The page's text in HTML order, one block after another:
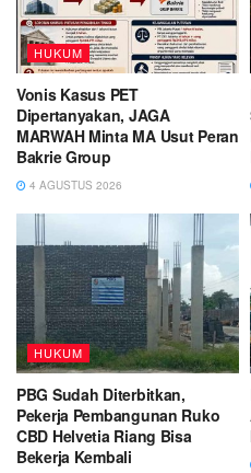
HUKUM
Vonis Kasus PET
Dipertanyakan, JAGA
MARWAH Minta MA Usut Peran
Bakrie Group
4 AGUSTUS 2026
HUKUM
PBG Sudah Diterbitkan,
Pekerja Pembangunan Ruko
CBD Helvetia Riang Bisa
Bekerja Kembali